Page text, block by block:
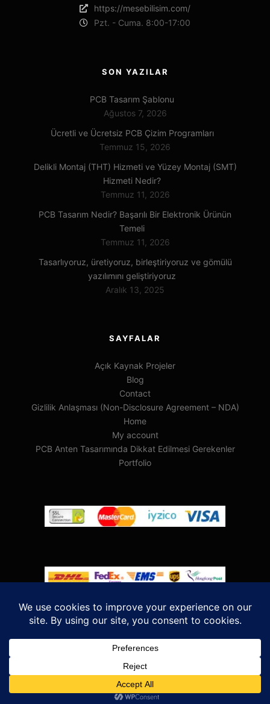
https://mesebilisim.com/
Pzt. - Cuma. 8:00-17:00
SON YAZILAR
PCB Tasarım Şablonu
Ağustos 7, 2026
Ücretli ve Ücretsiz PCB Çizim Programları
Temmuz 15, 2026
Delikli Montaj (THT) Hizmeti ve Yüzey Montaj (SMT)
Hizmeti Nedir?
Temmuz 11, 2026
PCB Tasarım Nedir? Başarılı Bir Elektronik Ürünün
Temeli
Temmuz 11, 2026
Tasarlıyoruz, üretiyoruz, birleştiriyoruz ve gömülü
yazılımını geliştiriyoruz
Aralık 13, 2025
SAYFALAR
Açık Kaynak Projeler
Blog
Contact
Gizlilik Anlaşması (Non-Disclosure Agreement – NDA)
Home
My account
PCB Anten Tasarımında Dikkat Edilmesi Gerekenler
Portfolio
RifeWordpress Theme. Proudly Built ByApollo13Meşe
Bilişim